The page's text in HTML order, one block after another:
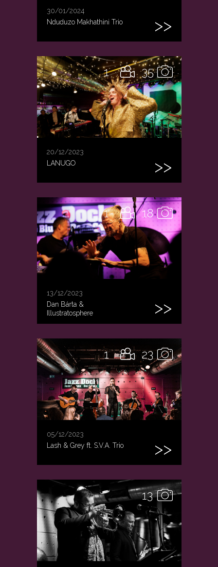
30/01/2024
Nduduzo Makhathini Trio
35
1
20/12/2023
LANUGO
18
1
13/12/2023
Dan Bárta &
Illustratosphere
23
1
05/12/2023
Lash & Grey ft. S.V.A. Trio
13